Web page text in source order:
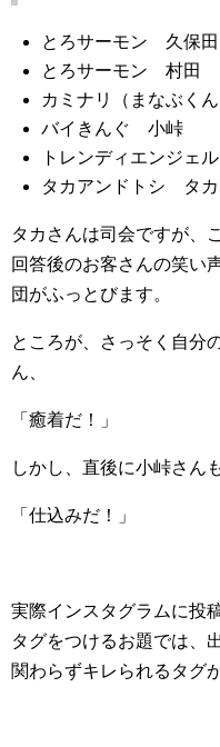
とろサーモン 久保田
とろサーモン 村田
カミナリ（まなぶくん
バイきんぐ 小峠
トレンディエンジェ
タカアンドトシ タカ
タカさんは司会ですが、
回答後のお客さんの笑い
団がふっとびます。
ところが、さっそく自分
ん、
「癒着だ！」
しかし、直後に小峠さん
「仕込みだ！」
実際インスタグラムに投
タグをつけるお題では、
関わらずキレられるタグ